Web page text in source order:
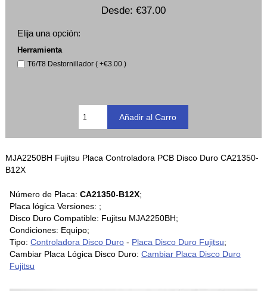
Desde: €37.00
Elija una opción:
Herramienta
T6/T8 Destornillador ( +€3.00 )
MJA2250BH Fujitsu Placa Controladora PCB Disco Duro CA21350-
B12X
Número de Placa:CA21350-B12X;
Placa lógica Versiones: ;
Disco Duro Compatible: Fujitsu MJA2250BH;
Condiciones: Equipo;
Tipo:Controladora Disco Duro - Placa Disco Duro Fujitsu;
Cambiar Placa Lógica Disco Duro:Cambiar Placa Disco Duro
Fujitsu